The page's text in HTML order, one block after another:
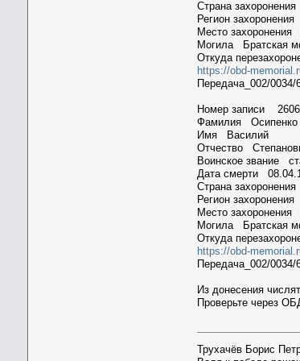
Страна
Регион
Место
Могила Братская
Откуда
https://obd-
Передача_002/0034/
Номер записи
Фамилия Осипенко
Имя Василий
Отчество
Воинское звание
Дата смерти
Страна
Регион
Место
Могила Братская
Откуда
https://obd-
Передача_002/0034/
Из донесения
Проверьте через
Трухачёв Борис